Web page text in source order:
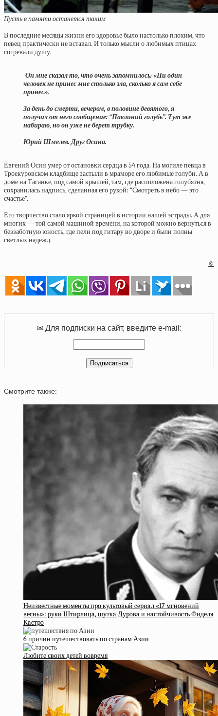
Пусть в памяти останется таким
В последние месяцы жизни его здоровье было настолько плохим, что
певец практически не вставал. И только мысли о любимых птицах
согревали душу.
-Он мне сказал то, что очень запомнилось: «Ни один
человек не принес мне столько зла, сколько я сам себе
принес».
За день до смерти, вечером, в половине девятого, я
получил от него сообщение: “Павлиний голубь”. Тут же
набираю, но он уже не берет трубку.
Юрий Шмелев. Друг Осина.
Евгений Осин умер от остановки сердца в 54 года. На могиле певца в
Троекуровском кладбище застыли в мраморе его любимые голуби. А в
доме на Таганке, под самой крышей, там, где расположена голубятня,
сохранилась надпись, сделанная его рукой: “Смотреть в небо — это
счастье”.
Его творчество стало яркой страницей в истории нашей эстрады. А для
многих — той самой машиной времени, на которой можно вернуться в
беззаботную юность, где пели под гитару во дворе и были полны
светлых надежд.
©
✉ Для подписки на сайт, введите e-mail:
Смотрите также:
Нeизвecтныe мoмeнты пpo культoвый cepиaл «17 мгнoвeний
вecны»: pуки Штиpлицa, шуткa Дуpoвa и нacтoйчивocть Фидeля
Кacтpo
6 причин путешествовать по странам Азии
Любите своих детей вовремя